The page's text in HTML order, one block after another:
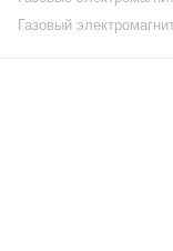
Газовый